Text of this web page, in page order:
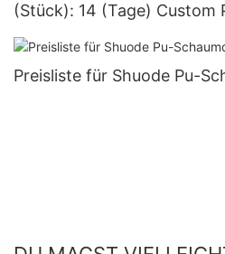
(Stück): 14 (Tage) Custom
Lieferanten
Preisliste für Shuode Pu-